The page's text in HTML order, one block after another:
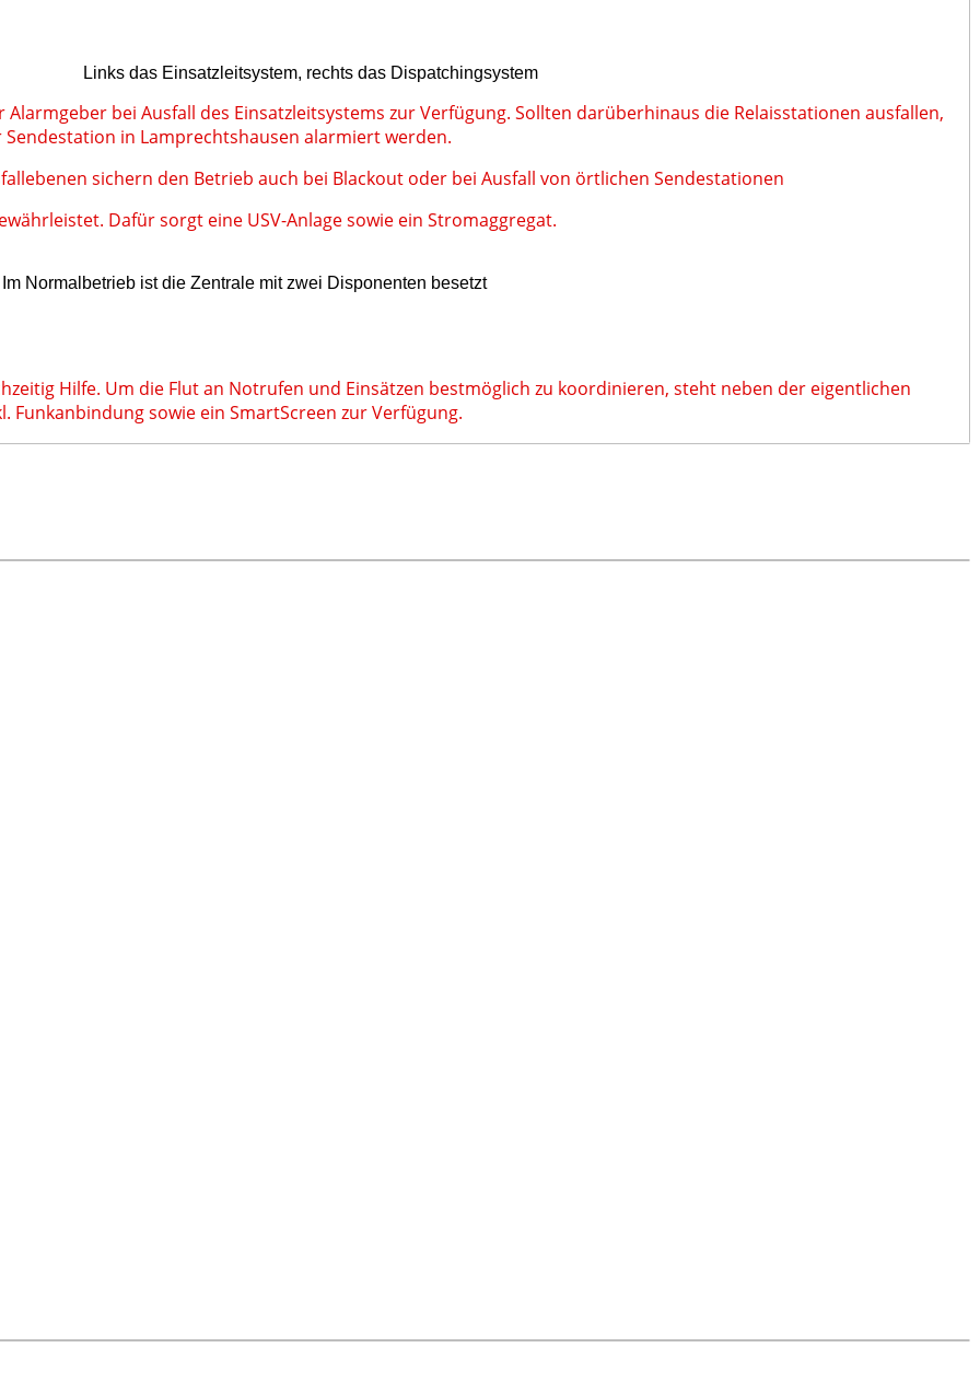
Links das Einsatzleitsystem, rechts das Dispatchingsystem
bei Ausfall des Einsatzleitsystems zur Verfügung. Sollten darüberhinaus die Relaisstationen ausfallen,
in Lamprechtshausen alarmiert werden.
sichern den Betrieb auch bei Blackout oder bei Ausfall von örtlichen Sendestationen
Dafür sorgt eine USV-Anlage sowie ein Stromaggregat.
Im Normalbetrieb ist die Zentrale mit zwei Disponenten besetzt
Hilfe. Um die Flut an Notrufen und Einsätzen bestmöglich zu koordinieren, steht neben der eigentlichen
sowie ein SmartScreen zur Verfügung.